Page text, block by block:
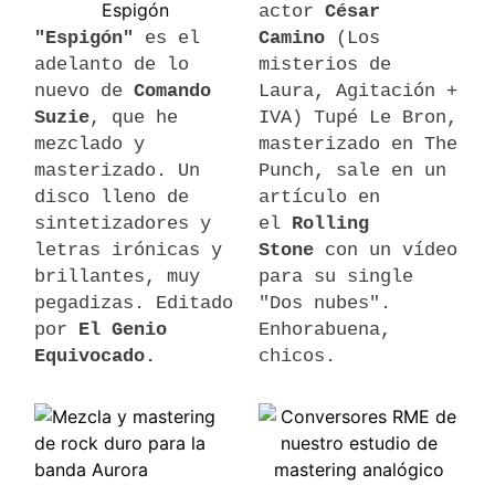
"Espigón"
es el
adelanto de lo
nuevo deComando
Suzie, que he
mezclado y
masterizado. Un
disco lleno de
sintetizadores y
letras irónicas y
brillantes, muy
pegadizas. Editado
por El Genio
Equivocado.
actor César
Camino (Los
misterios de
Laura, Agitación +
IVA) Tupé Le Bron,
masterizado en The
Punch, sale en un
artículo en
el Rolling
Stone con un vídeo
para su single
"Dos nubes".
Enhorabuena,
chicos.